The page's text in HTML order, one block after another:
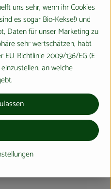
Saatgut AG
uns sehr, wenn ihr Cookies
es sogar Bio-Kekse!) und
Daten für unser Marketing zu
sehr wertschätzen, habt
Richtlinie 2009/136/EG (E-
an welche